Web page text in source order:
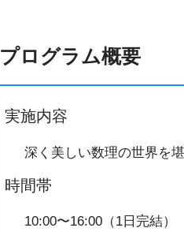
プログラム概要
実施内容
深く美しい数理の世界を
時間帯
10:00〜16:00（1日完結）